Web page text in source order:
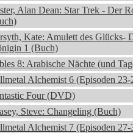
Alan Dean: Star Trek - Der
Kate: Amulett des Glücks-
1 (Buch)
8: Arabische Nächte (und
Alchemist 6 (Episoden
Four (DVD)
Steve: Changeling (Buch)
Alchemist 7 (Episoden